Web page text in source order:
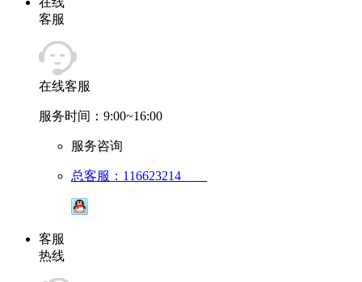
客服
在线客服
服务时间：9:00~16:00
服务咨询
总客服：116623214
客服
热线